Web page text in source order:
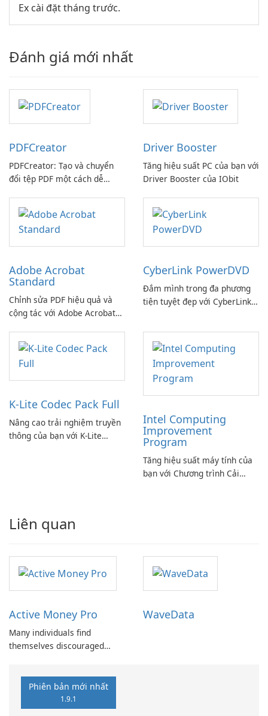
Ex cài đặt tháng trước.
Đánh giá mới nhất
PDFCreator
PDFCreator: Tạo và chuyển
đổi tệp PDF một cách dễ
Driver Booster
Tăng hiệu suất PC của bạn với
Driver Booster của IObit
Adobe Acrobat
Standard
Chỉnh sửa PDF hiệu quả và
cộng tác với Adobe Acrobat
CyberLink PowerDVD
Đắm mình trong đa phương
tiện tuyệt đẹp với CyberLink
K-Lite Codec Pack Full
Nâng cao trải nghiệm truyền
thông của bạn với K-Lite
Intel Computing
Improvement
Program
Tăng hiệu suất máy tính của
bạn với Chương trình Cải
Liên quan
Active Money Pro
Many individuals find
themselves discouraged
cumbersome nature of
traditional methods.
WaveData
Phiên bản mới nhất
1.9.1